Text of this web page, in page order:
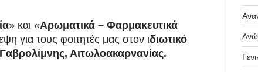
» και «Αρωματικά – Φαρμακευτικά
για τους φοιτητές μας στον ιδιωτικό
Αιτωλοακαρνανίας.